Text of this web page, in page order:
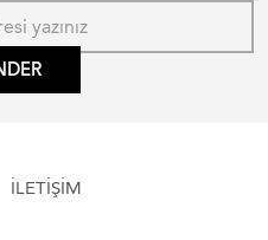
İLETİŞİM